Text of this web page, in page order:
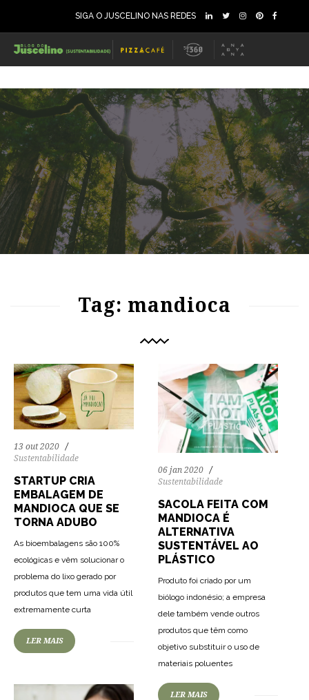
SIGA O JUSCELINO NAS REDES
Tag: mandioca
13 out 2020
Sustentabilidade
STARTUP CRIA
EMBALAGEM DE
MANDIOCA QUE SE
TORNA ADUBO
As bioembalagens são 100%
ecológicas e vêm solucionar o
problema do lixo gerado por
produtos que tem uma vida útil
extremamente curta
LER MAIS
06 jan 2020
Sustentabilidade
SACOLA FEITA COM
MANDIOCA É
ALTERNATIVA
SUSTENTÁVEL AO
PLÁSTICO
Produto foi criado por um
biólogo indonésio; a empresa
dele também vende outros
produtos que têm como
objetivo substituir o uso de
materiais poluentes
LER MAIS